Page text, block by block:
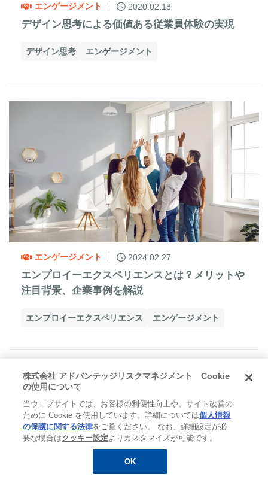
エンゲージメント 2020.02.18
デザイン思考による価値ある従業員体験の実現
デザイン思考 エンゲージメント
エンゲージメント 2024.02.27
エンプロイーエクスペリエンスとは？メリットや
注目背景、企業事例を解説
エンプロイーエクスペリエンス エンゲージメント
株式会社 アドバンテッジリスクマネジメント Cookie
の使用について
当ウェブサイトでは、お客様の利便性向上や、サイト改善の
ために Cookie を使用しています。詳細については個人情報
の保護に関する法律をご覧ください。 なお、詳細設定が必
要な場合はクッキー設定よりカスタマイズが可能です。
OK